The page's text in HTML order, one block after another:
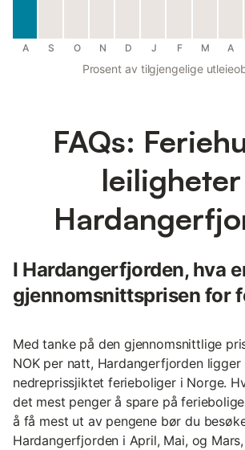
A S O N D J F M A
Prosent av tilgjengelige
FAQs:
I Hardangerfjorden, hva
gjennomsnittsprisen for
Med tanke på den gjennomsnittlige
NOK per natt, Hardangerfjorden ligger
nedreprissjiktet ferieboliger i Norge.
det mest penger å spare på
å få mest ut av pengene bør du
Hardangerfjorden i April, Mai, og